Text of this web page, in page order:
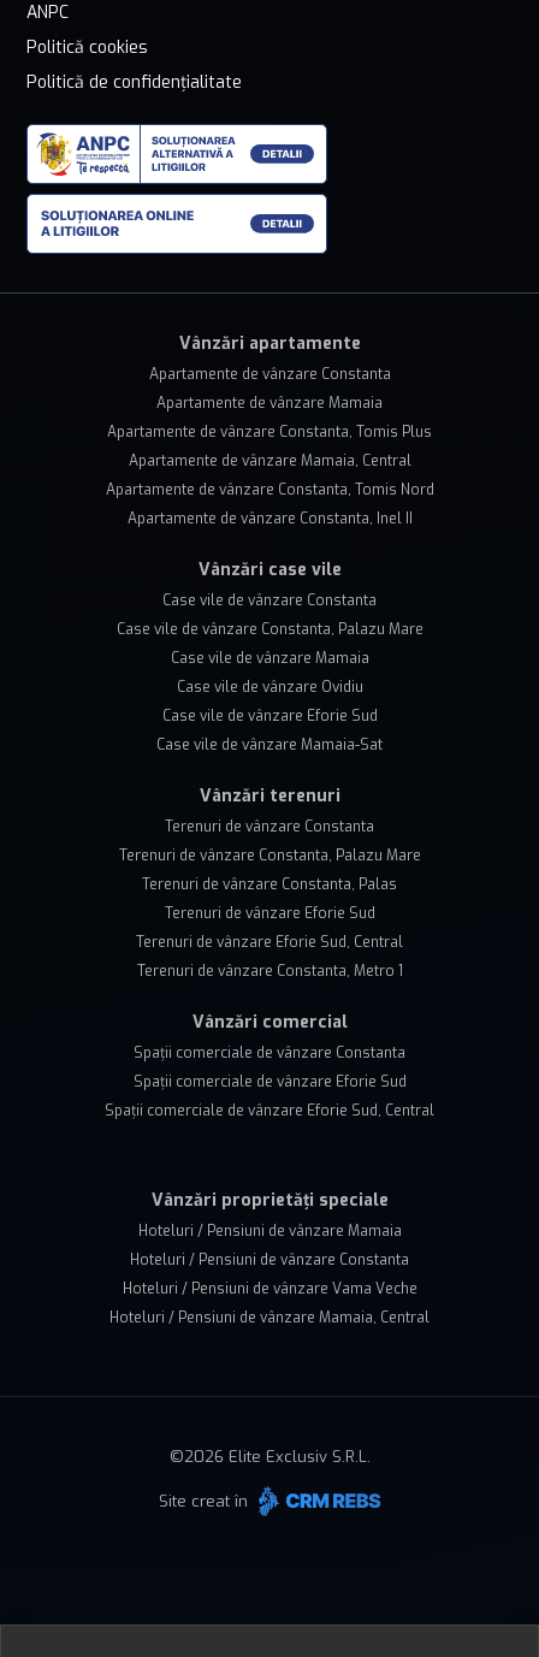
ANPC
Politică cookies
Politică de confidențialitate
Vânzări apartamente
Apartamente de vânzare Constanta
Apartamente de vânzare Mamaia
Apartamente de vânzare Constanta, Tomis Plus
Apartamente de vânzare Mamaia, Central
Apartamente de vânzare Constanta, Tomis Nord
Apartamente de vânzare Constanta, Inel II
Vânzări case vile
Case vile de vânzare Constanta
Case vile de vânzare Constanta, Palazu Mare
Case vile de vânzare Mamaia
Case vile de vânzare Ovidiu
Case vile de vânzare Eforie Sud
Case vile de vânzare Mamaia-Sat
Vânzări terenuri
Terenuri de vânzare Constanta
Terenuri de vânzare Constanta, Palazu Mare
Terenuri de vânzare Constanta, Palas
Terenuri de vânzare Eforie Sud
Terenuri de vânzare Eforie Sud, Central
Terenuri de vânzare Constanta, Metro 1
Vânzări comercial
Spații comerciale de vânzare Constanta
Spații comerciale de vânzare Eforie Sud
Spații comerciale de vânzare Eforie Sud, Central
Vânzări proprietăți speciale
Hoteluri / Pensiuni de vânzare Mamaia
Hoteluri / Pensiuni de vânzare Constanta
Hoteluri / Pensiuni de vânzare Vama Veche
Hoteluri / Pensiuni de vânzare Mamaia, Central
©2026 Elite Exclusiv S.R.L.
Site creat în